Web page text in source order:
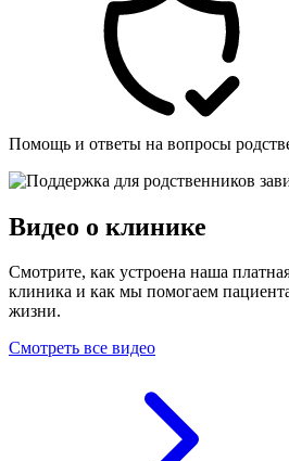
Помощь и ответы на вопросы
Видео о клинике
Смотрите, как устроена наша
клиника и как мы помогаем
жизни.
Смотреть все видео